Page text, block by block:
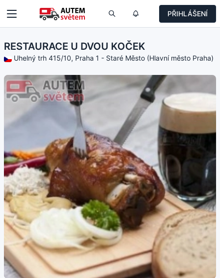
PŘIHLÁŠENÍ
RESTAURACE U DVOU KOČEK
Uhelný trh 415/10, Praha 1 - Staré Město (Hlavní město Praha)